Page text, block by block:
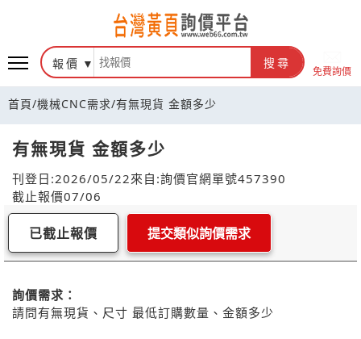
報價 搜尋
免費詢價
首頁/機械CNC需求/有無現貨 金額多少
有無現貨 金額多少
刊登日:2026/05/22來自:詢價官網單號457390
截止報價07/06
已截止報價 提交類似詢價需求
詢價需求：
請問有無現貨、尺寸 最低訂購數量、金額多少